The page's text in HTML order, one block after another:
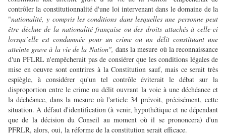
contrôler la constitutionnalité d'une loi intervenant dans le domaine de la
"nationalité, y compris les conditions dans lesquelles une personne peut
être déchue de la nationalité française ou des droits attachés à celle-ci
lorsqu’elle est condamnée pour un crime ou un délit constituant une
atteinte grave à la vie de la Nation", dans la mesure où la reconnaissance
d'un PFLRL n'empêcherait pas de consiérer que les conditions légales de
mise en oeuvre sont contrires à la Constitution sauf, mais ce serait très
espiègle, à considérer qu'un tel contrôle éviterait le débat sur la
disproportion entre le crime ou délit ouvrant la voie à une déchéance et
la déchéance, dans la mesure où l'article 34 prévoit, précisément, cette
situation. A défaut d'identification (à venir, hypothétique et ne dépendant
que de la décision du Conseil au moment où il se prononcera) d'un
PFRLR, alors, oui, la réforme de la constitution serait efficace.